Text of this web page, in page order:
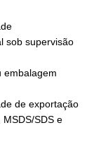
sob supervisão
embalagem
de exportação
SDS e